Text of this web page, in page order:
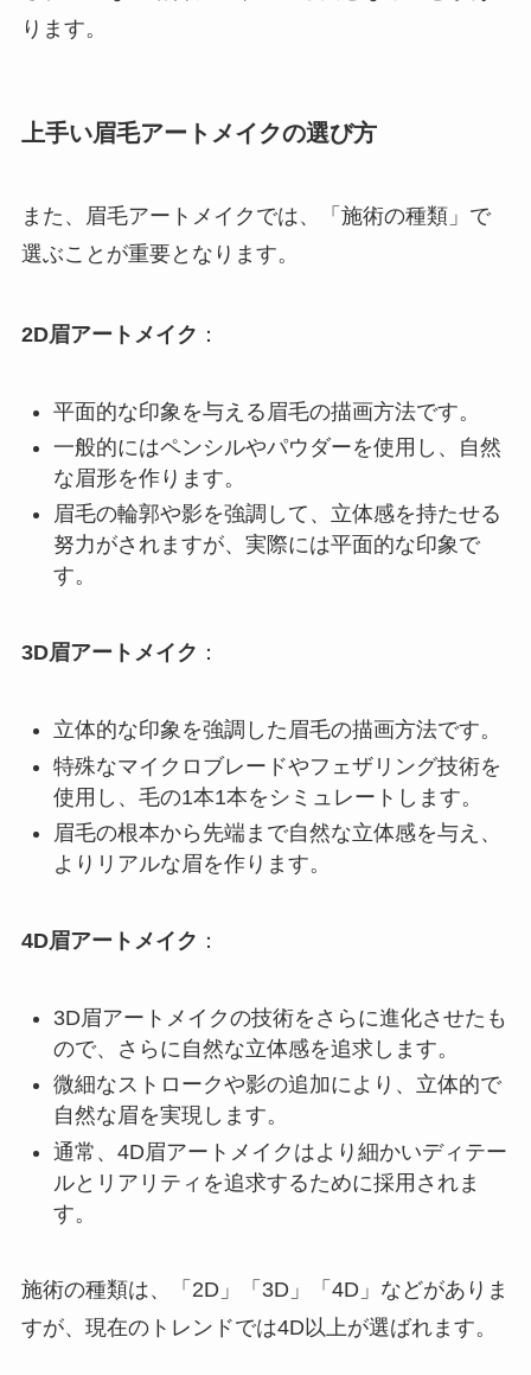
ります。
上手い眉毛アートメイクの選び方
また、眉毛アートメイクでは、「施術の種類」で
選ぶことが重要となります。
2D眉アートメイク ：
平面的な印象を与える眉毛の描画方法です。
一般的にはペンシルやパウダーを使用し、自然
な眉形を作ります。
眉毛の輪郭や影を強調して、立体感を持たせる
努力がされますが、実際には平面的な印象で
す。
3D眉アートメイク ：
立体的な印象を強調した眉毛の描画方法です。
特殊なマイクロブレードやフェザリング技術を
使用し、毛の1本1本をシミュレートします。
眉毛の根本から先端まで自然な立体感を与え、
よりリアルな眉を作ります。
4D眉アートメイク ：
3D眉アートメイクの技術をさらに進化させたも
ので、さらに自然な立体感を追求します。
微細なストロークや影の追加により、立体的で
自然な眉を実現します。
通常、4D眉アートメイクはより細かいディテー
ルとリアリティを追求するために採用されま
す。
施術の種類は、「2D」「3D」「4D」などがありま
すが、現在のトレンドでは4D以上が選ばれます。